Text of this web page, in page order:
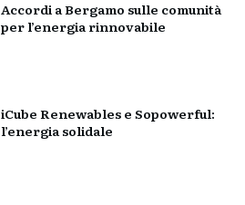
Accordi a Bergamo sulle comunità
per l’energia rinnovabile
iCube Renewables e Sopowerful:
l’energia solidale